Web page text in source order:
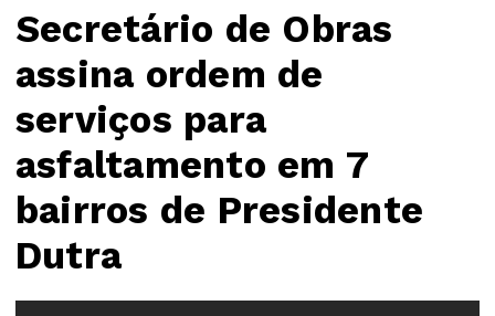
Secretário de Obras
assina ordem de
serviços para
asfaltamento em 7
bairros de Presidente
Dutra